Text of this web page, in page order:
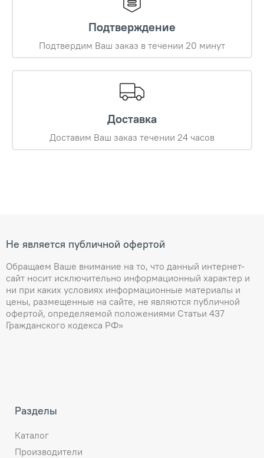
Подтверждение
Подтвердим Ваш заказ в течении 20 минут
Доставка
Доставим Ваш заказ течении 24 часов
Не является публичной офертой
Обращаем Ваше внимание на то, что данный интернет-
сайт носит исключительно информационный характер и
ни при каких условиях информационные материалы и
цены, размещенные на сайте, не являются публичной
офертой, определяемой положениями Статьи 437
Гражданского кодекса РФ»
Разделы
Каталог
Производители